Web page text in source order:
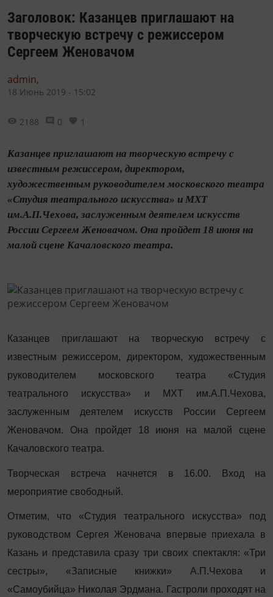
Заголовок: Казанцев приглашают на
творческую встречу с режиссером
Сергеем Женовачом
admin,
18 Июнь 2019 - 15:02
2188 0 1
Казанцев приглашают на творческую встречу с
известным режиссером, директором,
художественным руководителем московского театра
«Студия театрального искусства» и МХТ
им.А.П.Чехова, заслуженным деятелем искусств
России Сергеем Женовачом. Она пройдет 18 июня на
малой сцене Качаловского театра.
Казанцев приглашают на творческую встречу с
известным режиссером, директором, художественным
руководителем московского театра «Студия
театрального искусства» и МХТ им.А.П.Чехова,
заслуженным деятелем искусств России Сергеем
Женовачом. Она пройдет 18 июня на малой сцене
Качаловского театра.
Творческая встреча начнется в 16.00. Вход на
мероприятие свободный.
Отметим, что «Студия театрального искусства» под
руководством Сергея Женовача впервые приехала в
Казань и представила сразу три своих спектакля: «Три
сестры», «Записные книжки» А.П.Чехова и
«Самоубийца» Николая Эрдмана. Гастроли проходят на